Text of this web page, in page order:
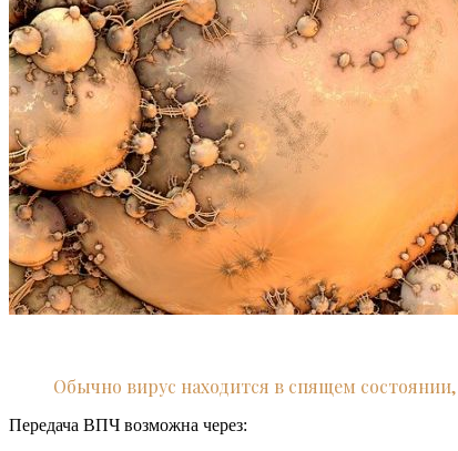
Обычно вирус находится в спящем
Передача ВПЧ возможна через: